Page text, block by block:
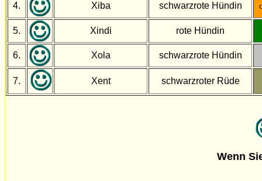
4. Xiba schwarzrote Hündin
5. Xindi rote Hündin
6. Xola schwarzrote Hündin
7. Xent schwarzroter Rüde
Wenn